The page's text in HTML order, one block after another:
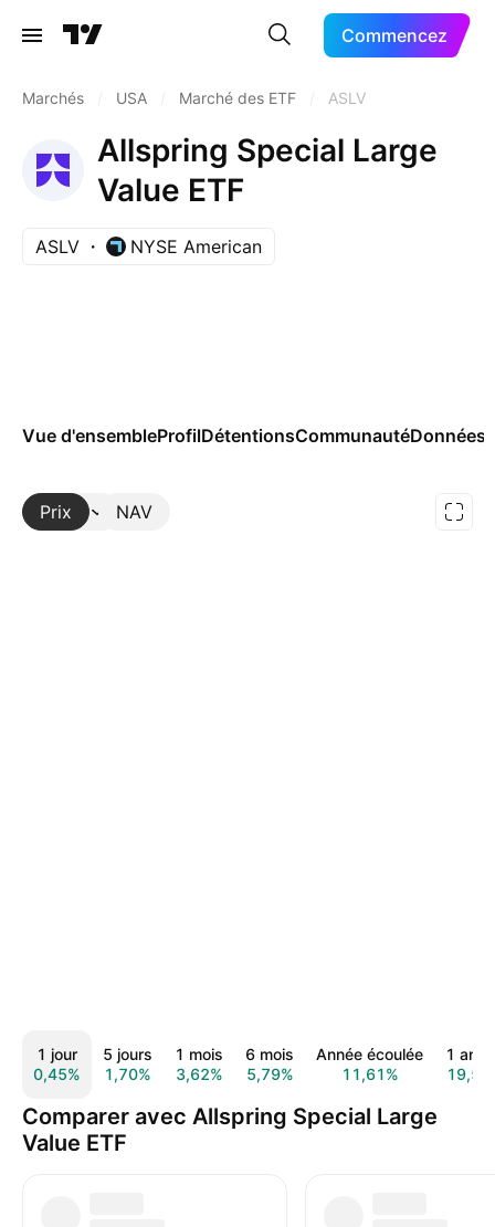
Commencez
Marchés USA Marché des ETF ASLV
Allspring Special Large
Value ETF
ASLV NYSE American
Vue d'ensembleProfilDétentionsCommunautéDonnées
Prix NAV
Plus
1 jour
0,45%
5 jours
1,70%
1 mois
3,62%
6 mois
5,79%
Année écoulée
11,61%
1
Comparer avec Allspring Special Large
Value ETF